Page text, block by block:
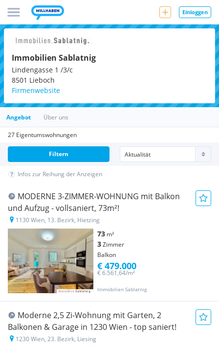
Einloggen
Immobilien Sablatnig
Lindengasse 1 /3/c
8501 Lieboch
Firmenwebsite
Angebot Über uns
27 Eigentumswohnungen
Filtern
Infos zur Reihung der Anzeigen
MODERNE 3-ZIMMER-WOHNUNG mit Balkon
und Aufzug - vollsaniert, 73m²!
1130 Wien, 13. Bezirk, Hietzing
73 m²
3Zimmer
Balkon
Immobilien Sablatnig
€ 6.561,64/m²
€ 479.000
Moderne 2,5 Zi-Wohnung mit Garten, 2
Balkonen & Garage in 1230 Wien - top saniert!
1230 Wien, 23. Bezirk, Liesing